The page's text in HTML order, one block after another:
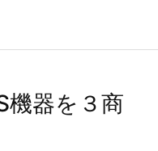
機器を３商